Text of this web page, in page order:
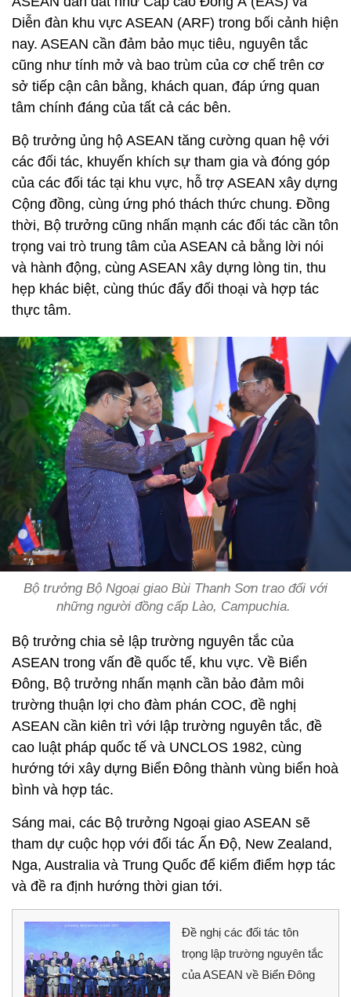
Diễn đàn khu vực ASEAN (ARF) trong bối cảnh hiện
nay. ASEAN cần đảm bảo mục tiêu, nguyên tắc
cũng như tính mở và bao trùm của cơ chế trên cơ
sở tiếp cận cân bằng, khách quan, đáp ứng quan
tâm chính đáng của tất cả các bên.
Bộ trưởng ủng hộ ASEAN tăng cường quan hệ với
các đối tác, khuyến khích sự tham gia và đóng góp
của các đối tác tại khu vực, hỗ trợ ASEAN xây dựng
Cộng đồng, cùng ứng phó thách thức chung. Đồng
thời, Bộ trưởng cũng nhấn mạnh các đối tác cần tôn
trọng vai trò trung tâm của ASEAN cả bằng lời nói
và hành động, cùng ASEAN xây dựng lòng tin, thu
hẹp khác biệt, cùng thúc đẩy đối thoại và hợp tác
thực tâm.
Bộ trưởng Bộ Ngoại giao Bùi Thanh Sơn trao đổi với
những người đồng cấp Lào, Campuchia.
Bộ trưởng chia sẻ lập trường nguyên tắc của
ASEAN trong vấn đề quốc tế, khu vực. Về Biển
Đông, Bộ trưởng nhấn mạnh cần bảo đảm môi
trường thuận lợi cho đàm phán COC, đề nghị
ASEAN cần kiên trì với lập trường nguyên tắc, đề
cao luật pháp quốc tế và UNCLOS 1982, cùng
hướng tới xây dựng Biển Đông thành vùng biển hoà
bình và hợp tác.
Sáng mai, các Bộ trưởng Ngoại giao ASEAN sẽ
tham dự cuộc họp với đối tác Ấn Độ, New Zealand,
Nga, Australia và Trung Quốc để kiểm điểm hợp tác
và đề ra định hướng thời gian tới.
Đề nghị các đối tác tôn
trọng lập trường nguyên tắc
của ASEAN về Biển Đông